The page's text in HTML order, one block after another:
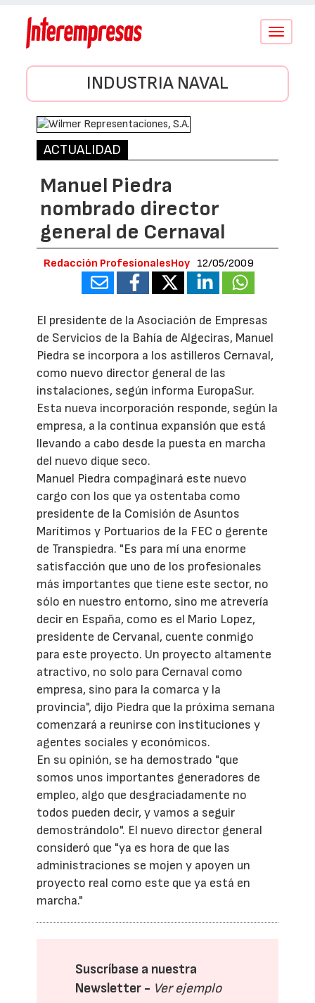
Conmutar
INDUSTRIA NAVAL
ACTUALIDAD
Manuel Piedra
nombrado director
general de Cernaval
Redacción ProfesionalesHoy 12/05/2009
El presidente de la Asociación de Empresas
de Servicios de la Bahía de Algeciras, Manuel
Piedra se incorpora a los astilleros Cernaval,
como nuevo director general de las
instalaciones, según informa EuropaSur.
Esta nueva incorporación responde, según la
empresa, a la continua expansión que está
llevando a cabo desde la puesta en marcha
del nuevo dique seco.
Manuel Piedra compaginará este nuevo
cargo con los que ya ostentaba como
presidente de la Comisión de Asuntos
Marítimos y Portuarios de la FEC o gerente
de Transpiedra. "Es para mí una enorme
satisfacción que uno de los profesionales
más importantes que tiene este sector, no
sólo en nuestro entorno, sino me atrevería
decir en España, como es el Mario Lopez,
presidente de Cervanal, cuente conmigo
para este proyecto. Un proyecto altamente
atractivo, no solo para Cernaval como
empresa, sino para la comarca y la
provincia", dijo Piedra que la próxima semana
comenzará a reunirse con instituciones y
agentes sociales y económicos.
En su opinión, se ha demostrado "que
somos unos importantes generadores de
empleo, algo que desgraciadamente no
todos pueden decir, y vamos a seguir
demostrándolo". El nuevo director general
consideró que "ya es hora de que las
administraciones se mojen y apoyen un
proyecto real como este que ya está en
marcha."
Suscríbase a nuestra
Newsletter - Ver ejemplo